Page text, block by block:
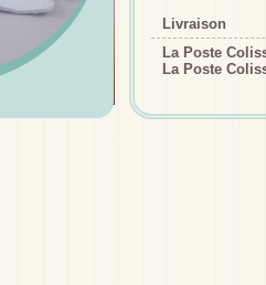
Livraison
La Poste
La Poste